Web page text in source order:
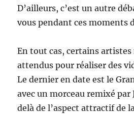
D’ailleurs, c’est un autre
vous pendant ces moments
En tout cas, certains artistes
attendus pour réaliser des
Le dernier en date est le
avec un morceau remixé par
delà de l’aspect attractif de